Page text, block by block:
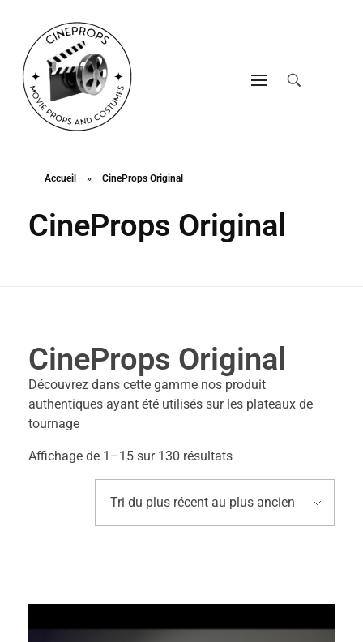
Accueil » CineProps Original
CineProps Original
CineProps Original
Découvrez dans cette gamme nos produit
authentiques ayant été utilisés sur les plateaux de
tournage
Affichage de 1–15 sur 130 résultats